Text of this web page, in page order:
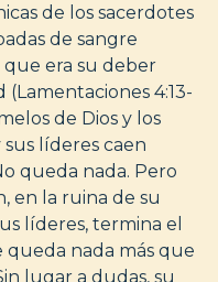
de los sacerdotes
de sangre
era su deber
4:13-
de Dios y los
sus líderes caen
queda nada. Pero
en la ruina de su
líderes, termina el
queda nada más que
lugar a dudas, su